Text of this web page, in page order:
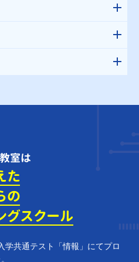
室は
た
の
グスクール
学共通テスト「情報」にてプロ